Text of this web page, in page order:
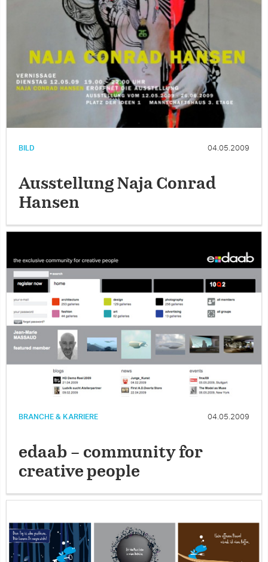
BILD 04.05.2009
Ausstellung Naja Conrad
Hansen
BRANCHE & KARRIERE 04.05.2009
edaab – community for
creative people